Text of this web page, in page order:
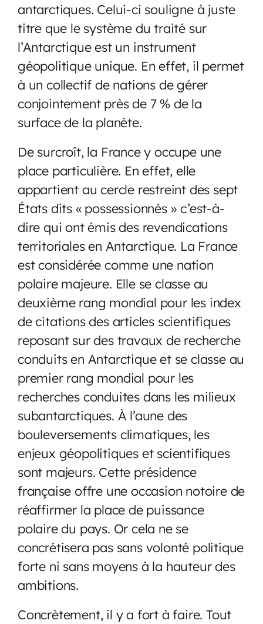
antarctiques. Celui-ci souligne à juste
titre que le système du traité sur
l’Antarctique est un instrument
géopolitique unique. En effet, il permet
à un collectif de nations de gérer
conjointement près de 7 % de la
surface de la planète.
De surcroît, la France y occupe une
place particulière. En effet, elle
appartient au cercle restreint des sept
États dits « possessionnés » c’est-à-
dire qui ont émis des revendications
territoriales en Antarctique. La France
est considérée comme une nation
polaire majeure. Elle se classe au
deuxième rang mondial pour les index
de citations des articles scientifiques
reposant sur des travaux de recherche
conduits en Antarctique et se classe au
premier rang mondial pour les
recherches conduites dans les milieux
subantarctiques. À l’aune des
bouleversements climatiques, les
enjeux géopolitiques et scientifiques
sont majeurs. Cette présidence
française offre une occasion notoire de
réaffirmer la place de puissance
polaire du pays. Or cela ne se
concrétisera pas sans volonté politique
forte ni sans moyens à la hauteur des
ambitions.
Concrètement, il y a fort à faire. Tout